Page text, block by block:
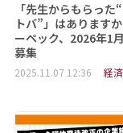
「先生からもらった
トバ”」はあります
ーペック、2026年1
募集
2025.11.07 12:36 経